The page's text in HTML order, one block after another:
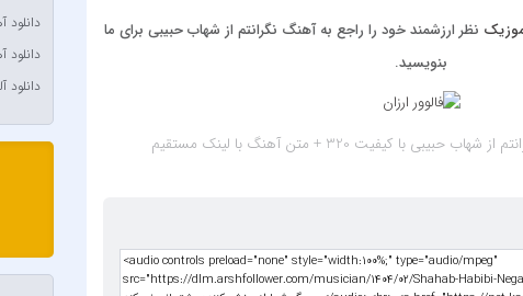
نظر ارزشمند خود را راجع به آهنگ نگرانتم از شهاب حبیبی برای ما
بنویسید.
شهاب حبیبی با کیفیت 320 + متن آهنگ با لینک مستقیم
دانلود